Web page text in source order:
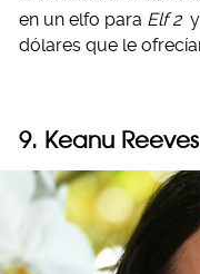
en un elfo para Elf 2
dólares que le
9. Keanu Reeves